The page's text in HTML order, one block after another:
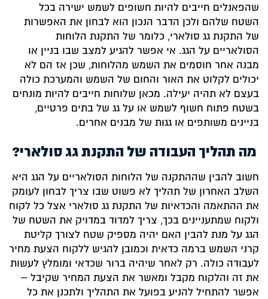
שהפאנלים חייבים להיות חשופים לשמש ישירה בכל
השטח שלהם ולכן הדבר הנכון הוא לבחון את האפשרות
של התקנת גג סולארי, כלומר של התקנת הלוחות
הסולאריים על הגג. אי אפשר להגיע למצב שבו בניין או
מבנה אחר חוסמים את השמש מהלוחות, שכן אז הם לא
יכולים לקלוט את האור והחום של השמש והמערכת כולה
בעצם לא תהיה יעילה. מכאן שלוחות חייבים להיות מונחים
בשטח פתוח חשוף לשמש או על גג של בתים פרטיים,
בניינים משותפים או גגות של מבנים אחרים.
מה תהליך העבודה של התקנת גג סולארי?
חשוב להבין שההתקנה של הלוחות הסולאריים על הגג היא
השלב האחרון של תהליך לא פשוט שבו צריך לבחון לעומק
את ההתאמה והכדאיות של התקנת גג סולארי אצל כל לקוח
ולקוח שמתעניינים בכך, צריך למדוד במדויק את השטח של
הגג על מנת להבין האם יהיה מספיק שטח לצורך קליטת
קרני השמש ברמה כדאית וכמובן להגיש ללקוח הצעת מחיר
לעבודה כולה. רק לאחר שיהיה ברור שכדאי ומומלץ לעשות
את זה והלקוח מקבל ומאשר את הצעת המחיר שקיבל –
אפשר להתחיל להניע בפועל את התהליך ולתכנן את כל